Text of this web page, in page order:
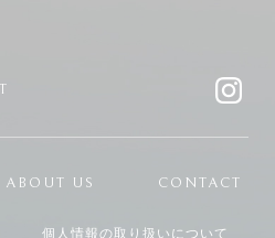
ABOUT US CONTACT
個人情報の取り扱いについて